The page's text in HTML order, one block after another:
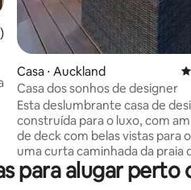
avaliação média de 5, 153
Casa ⋅ Auckland
Casa dos sonhos de designer
Esta deslumbrante casa de
construída para o luxo, com
de deck com belas vistas para o
uma curta caminhada da praia
Heliers e das lojas. Curta
carro até Kohi e Mission Bay
para alugar perto